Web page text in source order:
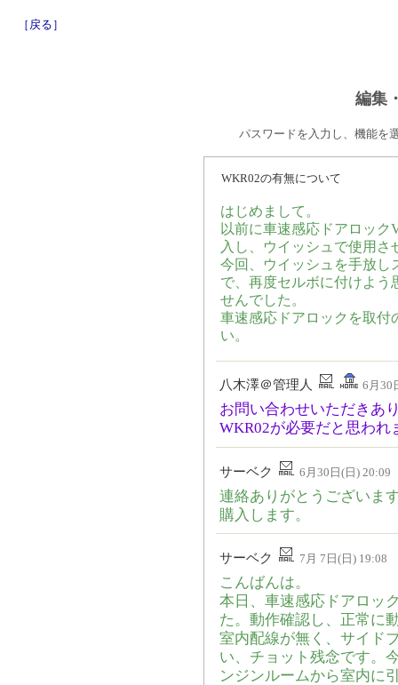
［戻る］
編集
パスワードを入力し、機能を
WKR02の有無について
はじめまして。
以前に車速感応ドアロック
入し、ウイッシュで使用さ
今回、ウイッシュを手放し
で、再度セルボに付けよう
せんでした。
車速感応ドアロックを取付
い。
八木澤＠管理人 6月30
お問い合わせいただきあ
WKR02が必要だと思われ
サーベク 6月30日(日) 20:09
連絡ありがとうございま
購入します。
サーベク 7月 7日(日) 19:08
こんばんは。
本日、車速感応ドアロッ
た。動作確認し、正常に
室内配線が無く、サイド
い、チョット残念です。
ンジンルームから室内に